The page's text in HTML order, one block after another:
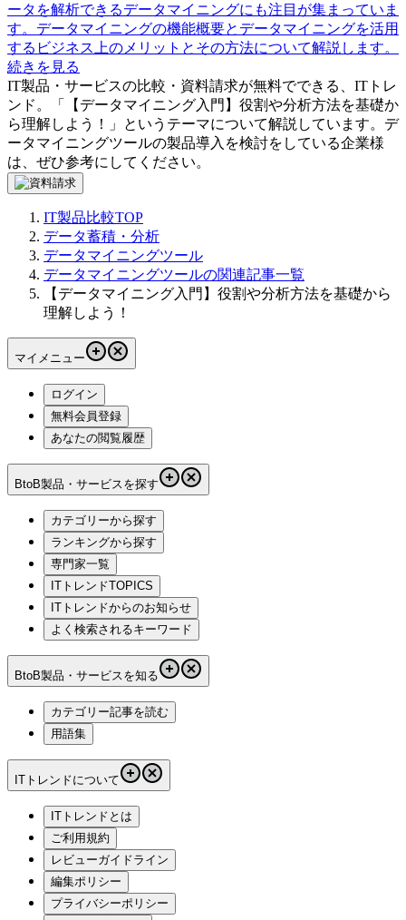
ータを解析できるデータマイニングにも注目が集まっていま
す。データマイニングの機能概要とデータマイニングを活用
するビジネス上のメリットとその方法について解説します。
続きを見る
IT製品・サービスの比較・資料請求が無料でできる、ITトレ
ンド。「
【データマイニング入門】役割や分析方法を基礎か
ら理解しよう！
」というテーマについて解説しています。 デ
ータマイニングツールの製品導入を検討をしている企業様
は、ぜひ参考にしてください。
IT製品比較TOP
データ蓄積・分析
データマイニングツール
データマイニングツールの関連記事一覧
【データマイニング入門】役割や分析方法を基礎から
理解しよう！
マイメニュー
ログイン
無料会員登録
あなたの閲覧履歴
BtoB製品・サービスを探す
カテゴリーから探す
ランキングから探す
専門家一覧
ITトレンドTOPICS
ITトレンドからのお知らせ
よく検索されるキーワード
BtoB製品・サービスを知る
カテゴリー記事を読む
用語集
ITトレンドについて
ITトレンドとは
ご利用規約
レビューガイドライン
編集ポリシー
プライバシーポリシー